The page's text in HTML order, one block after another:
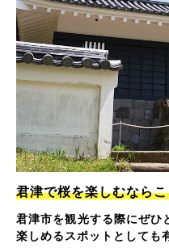
君津で桜を楽しむなら
君津市を観光する際にぜひ
楽しめるスポットとしても